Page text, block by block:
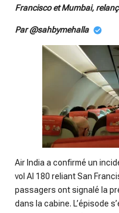
Francisco et Mumbai,
Par @sahbymehalla
Air India a confirmé un
vol AI 180 reliant San
passagers ont signalé la
dans la cabine. L’épisode